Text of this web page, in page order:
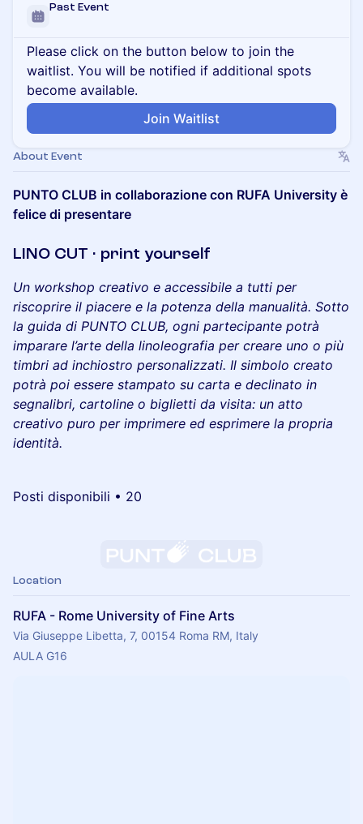
Past Event
Please click on the button below to join the
waitlist. You will be notified if additional spots
become available.
Join Waitlist
About Event
PUNTO CLUB in collaborazione con RUFA University è
felice di presentare
LINO CUT · print yourself
Un workshop creativo e accessibile a tutti per
riscoprire il piacere e la potenza della manualità. Sotto
la guida di PUNTO CLUB, ogni partecipante potrà
imparare l’arte della linoleografia per creare uno o più
timbri ad inchiostro personalizzati. Il simbolo creato
potrà poi essere stampato su carta e declinato in
segnalibri, cartoline o biglietti da visita: un atto
creativo puro per imprimere ed esprimere la propria
identità.
Posti disponibili • 20
Location
RUFA - Rome University of Fine Arts
Via Giuseppe Libetta, 7, 00154 Roma RM, Italy
AULA G16